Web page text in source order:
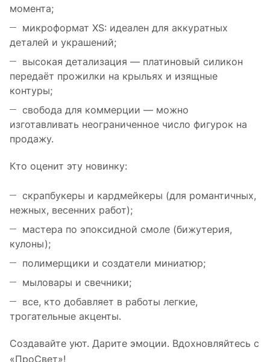
момента;
микроформат XS: идеален для аккуратных
деталей и украшений;
высокая детализация — платиновый силикон
передаёт прожилки на крыльях и изящные
контуры;
свобода для коммерции — можно
изготавливать неограниченное число фигурок на
продажу.
Кто оценит эту новинку:
скрапбукеры и кардмейкеры (для романтичных,
нежных, весенних работ);
мастера по эпоксидной смоле (бижутерия,
кулоны);
полимерщики и создатели миниатюр;
мыловары и свечники;
все, кто добавляет в работы легкие,
трогательные акценты.
Создавайте уют. Дарите эмоции. Вдохновляйтесь с
«ПроСвет»!